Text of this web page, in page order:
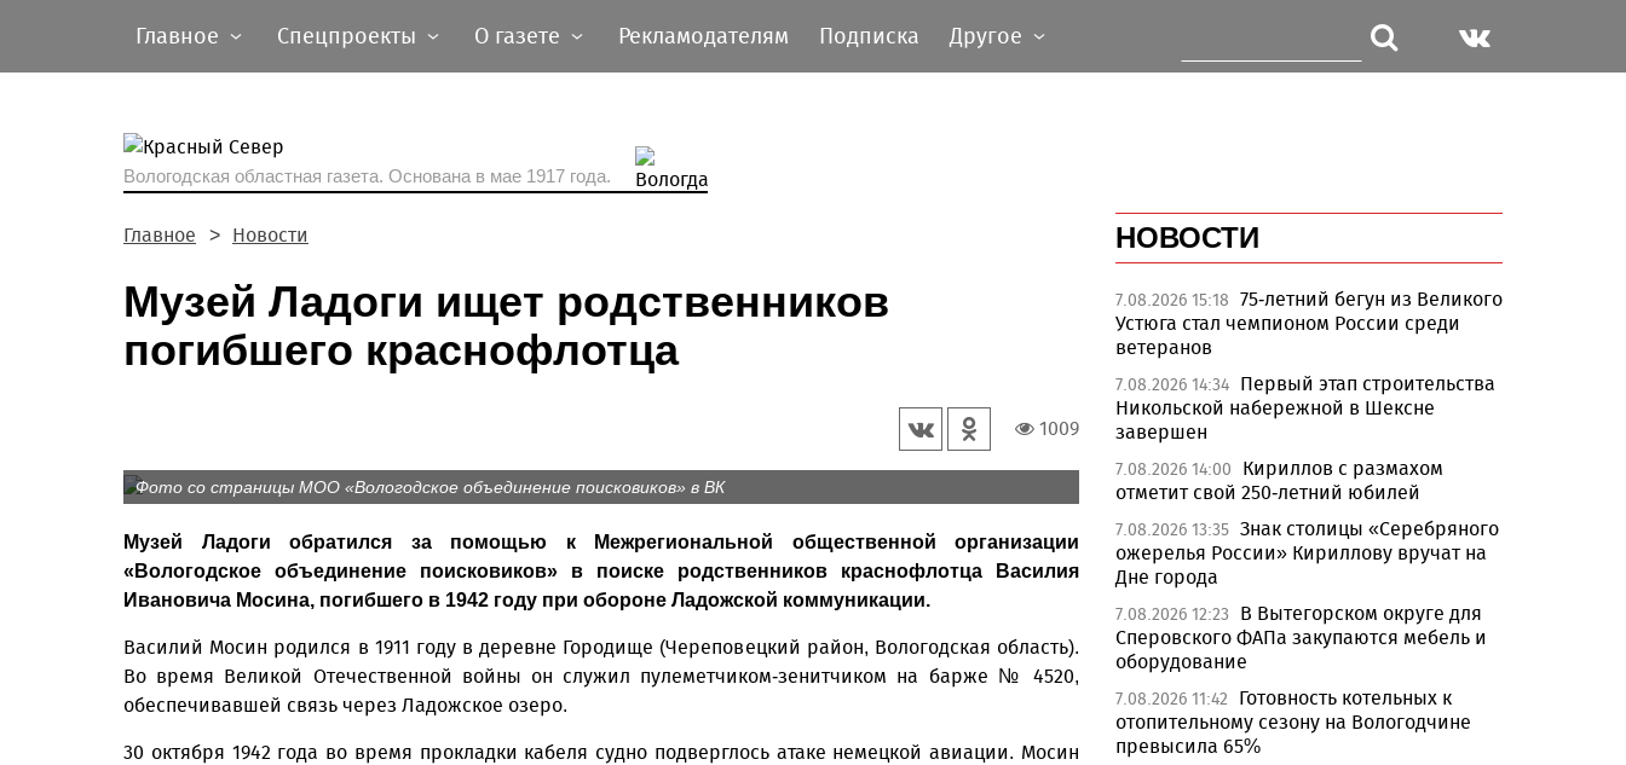
Главное Спецпроекты О газете Рекламодателям Подписка Другое
Вологодская областная газета. Основана в мае 1917 года.
Главное Новости
Музей Ладоги ищет родственников
погибшего краснофлотца
1009
Фото со страницы МОО «Вологодское объединение поисковиков» в ВК
Музей Ладоги обратился за помощью к Межрегиональной общественной организации
«Вологодское объединение поисковиков» в поиске родственников краснофлотца Василия
Ивановича Мосина, погибшего в 1942 году при обороне Ладожской коммуникации.
Василий Мосин родился в 1911 году в деревне Городище (Череповецкий район, Вологодская область).
Во время Великой Отечественной войны он служил пулеметчиком-зенитчиком на барже № 4520,
обеспечивавшей связь через Ладожское озеро.
30 октября 1942 года во время прокладки кабеля судно подверглось атаке немецкой авиации. Мосин
НОВОСТИ
7.08.2026 15:18 75-летний бегун из Великого
Устюга стал чемпионом России среди
ветеранов
7.08.2026 14:34 Первый этап строительства
Никольской набережной в Шексне
завершен
7.08.2026 14:00
Кириллов с размахом
отметит свой 250-летний юбилей
7.08.2026 13:35 Знак столицы «Серебряного
ожерелья России» Кириллову вручат на
Дне города
7.08.2026 12:23
В Вытегорском округе для
Сперовского ФАПа закупаются мебель и
оборудование
7.08.2026 11:42
Готовность котельных к
отопительному сезону на Вологодчине
превысила 65%